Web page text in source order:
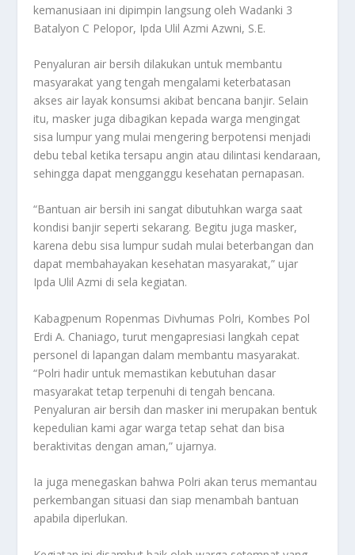
kemanusiaan ini dipimpin langsung oleh Wadanki 3
Batalyon C Pelopor, Ipda Ulil Azmi Azwni, S.E.
Penyaluran air bersih dilakukan untuk membantu
masyarakat yang tengah mengalami keterbatasan
akses air layak konsumsi akibat bencana banjir. Selain
itu, masker juga dibagikan kepada warga mengingat
sisa lumpur yang mulai mengering berpotensi menjadi
debu tebal ketika tersapu angin atau dilintasi kendaraan,
sehingga dapat mengganggu kesehatan pernapasan.
“Bantuan air bersih ini sangat dibutuhkan warga saat
kondisi banjir seperti sekarang. Begitu juga masker,
karena debu sisa lumpur sudah mulai beterbangan dan
dapat membahayakan kesehatan masyarakat,” ujar
Ipda Ulil Azmi di sela kegiatan.
Kabagpenum Ropenmas Divhumas Polri, Kombes Pol
Erdi A. Chaniago, turut mengapresiasi langkah cepat
personel di lapangan dalam membantu masyarakat.
“Polri hadir untuk memastikan kebutuhan dasar
masyarakat tetap terpenuhi di tengah bencana.
Penyaluran air bersih dan masker ini merupakan bentuk
kepedulian kami agar warga tetap sehat dan bisa
beraktivitas dengan aman,” ujarnya.
Ia juga menegaskan bahwa Polri akan terus memantau
perkembangan situasi dan siap menambah bantuan
apabila diperlukan.